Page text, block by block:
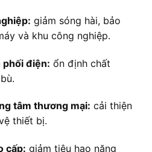
giảm sóng hài, bảo
và khu công nghiệp.
phối điện: ổn định chất
tâm thương mại: cải thiện
thiết bị.
cấp: giảm tiêu hao năng